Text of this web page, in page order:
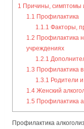
1 Причины, симптомы
1.1 Профилактика
1.1.1 Факторы,
1.2 Профилактика
учреждениях
1.2.1
1.3 Профилактика
1.3.1 Родители
1.4 Женский
1.5 Профилактика
Профилактика